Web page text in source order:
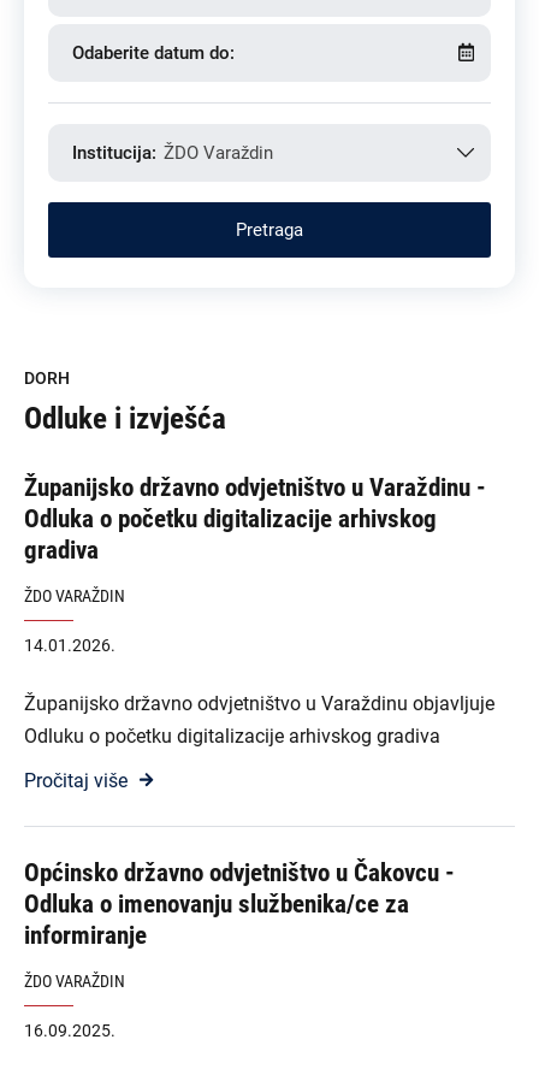
Odaberite datum do:
Institucija: ŽDO Varaždin
DORH
Odluke i izvješća
Županijsko državno odvjetništvo u Varaždinu -
Odluka o početku digitalizacije arhivskog
gradiva
ŽDO VARAŽDIN
14.01.2026.
Županijsko državno odvjetništvo u Varaždinu objavljuje
Odluku o početku digitalizacije arhivskog gradiva
Pročitaj više
Općinsko državno odvjetništvo u Čakovcu -
Odluka o imenovanju službenika/ce za
informiranje
ŽDO VARAŽDIN
16.09.2025.